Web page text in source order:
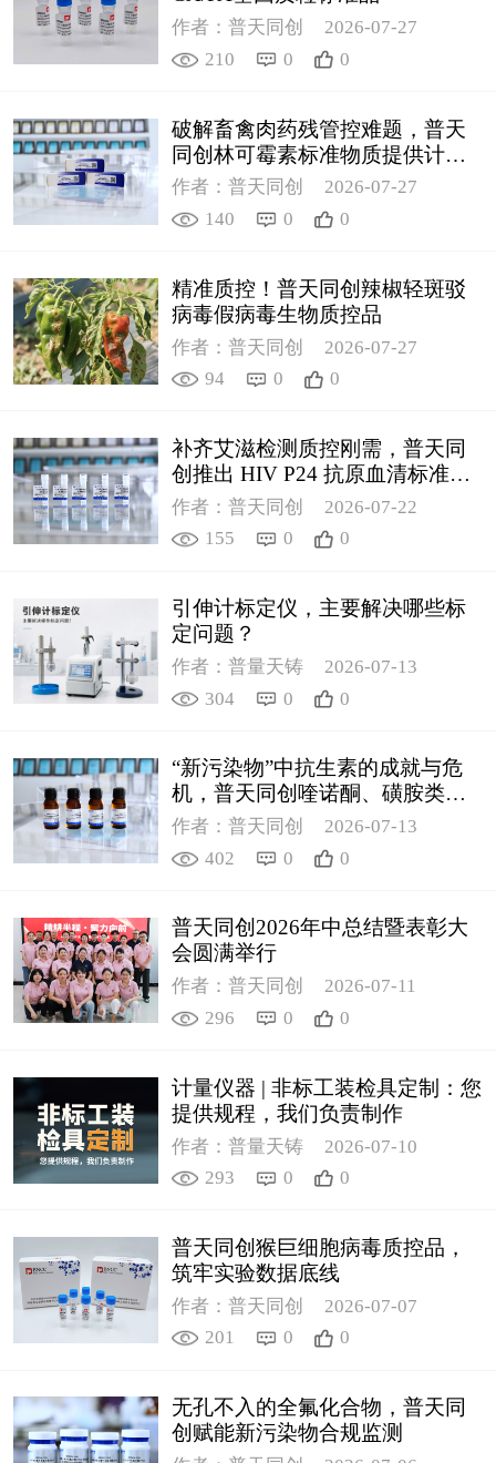
作者：普天同创
2026-07-27
210
0 0
破解畜禽肉药残管控难题，普天
同创林可霉素标准物质提供计量
支撑
作者：普天同创
2026-07-27
140
0 0
精准质控！普天同创辣椒轻斑驳
病毒假病毒生物质控品
作者：普天同创
2026-07-27
94
0 0
补齐艾滋检测质控刚需，普天同
创推出 HIV P24 抗原血清标准物
质
作者：普天同创
2026-07-22
155
0 0
引伸计标定仪，主要解决哪些标
定问题？
作者：普量天铸
2026-07-13
304
0 0
“新污染物”中抗生素的成就与危
机，普天同创喹诺酮、磺胺类质
控新品筑牢环境安全防线
作者：普天同创
2026-07-13
402
0 0
普天同创2026年中总结暨表彰大
会圆满举行
作者：普天同创
2026-07-11
296
0 0
计量仪器 | 非标工装检具定制：您
提供规程，我们负责制作
作者：普量天铸
2026-07-10
293
0 0
普天同创猴巨细胞病毒质控品，
筑牢实验数据底线
作者：普天同创
2026-07-07
201
0 0
无孔不入的全氟化合物，普天同
创赋能新污染物合规监测